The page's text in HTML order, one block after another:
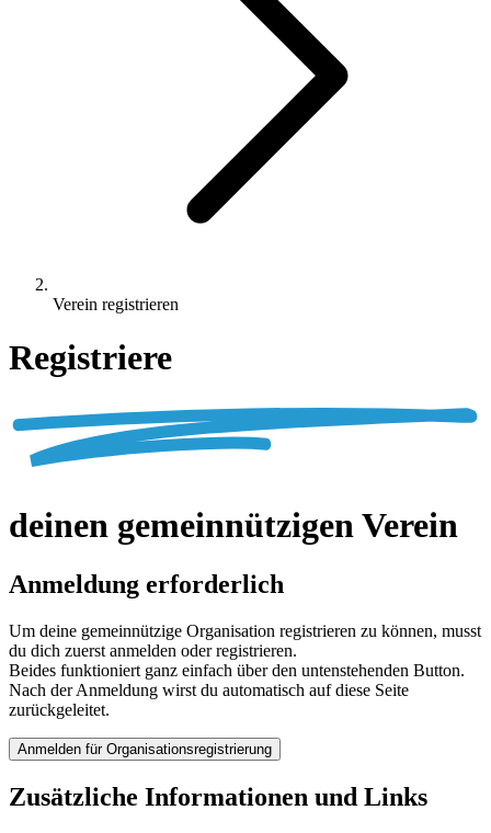
Verein registrieren
Registriere
deinen gemeinnützigen Verein
Anmeldung erforderlich
Um deine gemeinnützige Organisation registrieren zu können, musst
du dich zuerst anmelden oder registrieren.
Beides funktioniert ganz einfach über den untenstehenden Button.
Nach der Anmeldung wirst du automatisch auf diese Seite
zurückgeleitet.
Anmelden für Organisationsregistrierung
Zusätzliche Informationen und Links